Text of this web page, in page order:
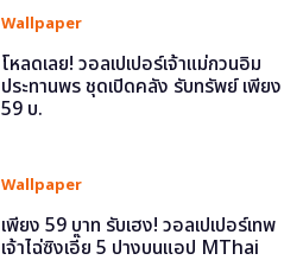
Wallpaper
โหลดเลย! วอลเปเปอร์เจ้าแม่กวนอิม
ประทานพร ชุดเปิดคลัง รับทรัพย์ เพียง
59 บ.
Wallpaper
เพียง 59 บาท รับเฮง! วอลเปเปอร์เทพ
เจ้าไฉ่ซิงเอี๊ย 5 ปางบนแอป MThai